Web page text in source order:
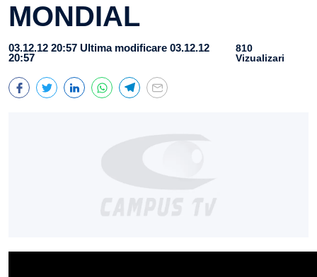
MONDIAL
03.12.12 20:57 Ultima modificare 03.12.12
20:57
810
Vizualizari